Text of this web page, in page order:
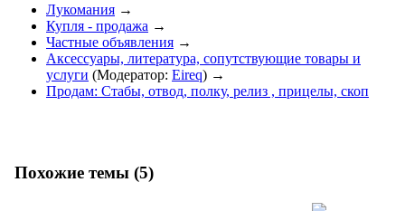
Лукомания →
Купля - продажа →
Частные объявления →
Аксессуары, литература, сопутствующие товары и
услуги (Модератор: Eireq) →
Продам: Стабы, отвод, полку, релиз , прицелы, скоп
Похожие темы (5)